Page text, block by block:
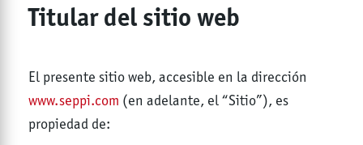
Titular del sitio web
El presente sitio web, accesible en la dirección
www.seppi.com (en adelante, el “Sitio”), es
propiedad de: